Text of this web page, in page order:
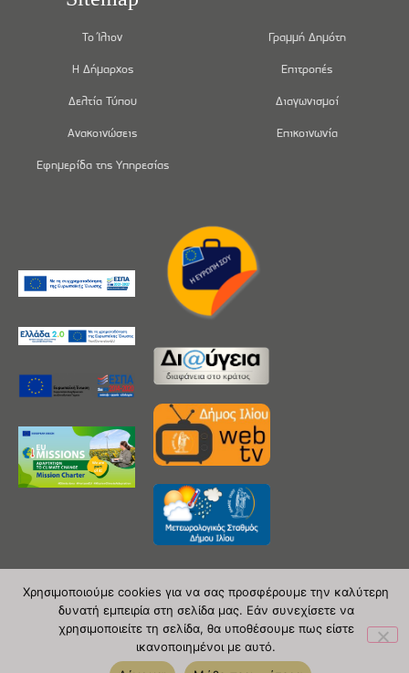
Το Ίλιον
Η Δήμαρχος
Δελτία Τύπου
Ανακοινώσεις
Εφημερίδα της Υπηρεσίας
Γραμμή Δημότη
Επιτροπές
Διαγωνισμοί
Επικοινωνία
Copyright 2020 © Δήμος Ιλίου
| powered by Evolutionprojects
Χρησιμοποιούμε cookies για να σας προσφέρουμε την καλύτερη
δυνατή εμπειρία στη σελίδα μας. Εάν συνεχίσετε να
χρησιμοποιείτε τη σελίδα, θα υποθέσουμε πως είστε
ικανοποιημένοι με αυτό.